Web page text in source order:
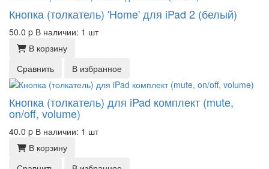
Кнопка (толкатель) 'Home' для iPad 2 (белый)
50.0 p В наличии: 1 шт
В корзину
Сравнить
В избранное
Кнопка (толкатель) для iPad комплект (mute,
on/off, volume)
40.0 p В наличии: 1 шт
В корзину